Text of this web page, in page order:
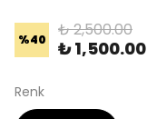
%40 ₺ 2,500.00
₺ 1,500.00
Renk